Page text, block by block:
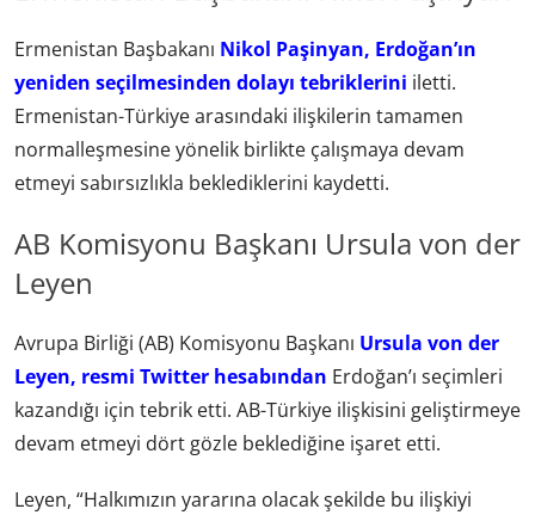
Ermenistan Başbakanı Nikol Paşinyan, Erdoğan’ın
yeniden seçilmesinden dolayı tebriklerini iletti.
Ermenistan-Türkiye arasındaki ilişkilerin tamamen
normalleşmesine yönelik birlikte çalışmaya devam
etmeyi sabırsızlıkla beklediklerini kaydetti.
AB Komisyonu Başkanı Ursula von der
Leyen
Avrupa Birliği (AB) Komisyonu Başkanı Ursula von der
Leyen, resmi Twitter hesabından Erdoğan’ı seçimleri
kazandığı için tebrik etti. AB-Türkiye ilişkisini geliştirmeye
devam etmeyi dört gözle beklediğine işaret etti.
Leyen, “Halkımızın yararına olacak şekilde bu ilişkiyi